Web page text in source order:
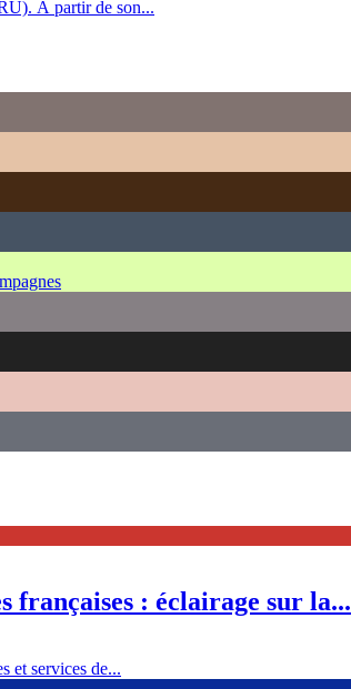
À partir de son...
françaises : éclairage sur la...
et services de...